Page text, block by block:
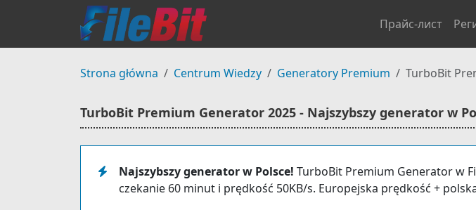
Прайс-лист
Strona główna Centrum Wiedzy Generatory Premium TurboBit
TurboBit Premium Generator 2025 - Najszybszy generator w
Najszybszy generator w Polsce! TurboBit Premium Generator w
czekanie 60 minut i prędkość 50KB/s. Europejska prędkość +